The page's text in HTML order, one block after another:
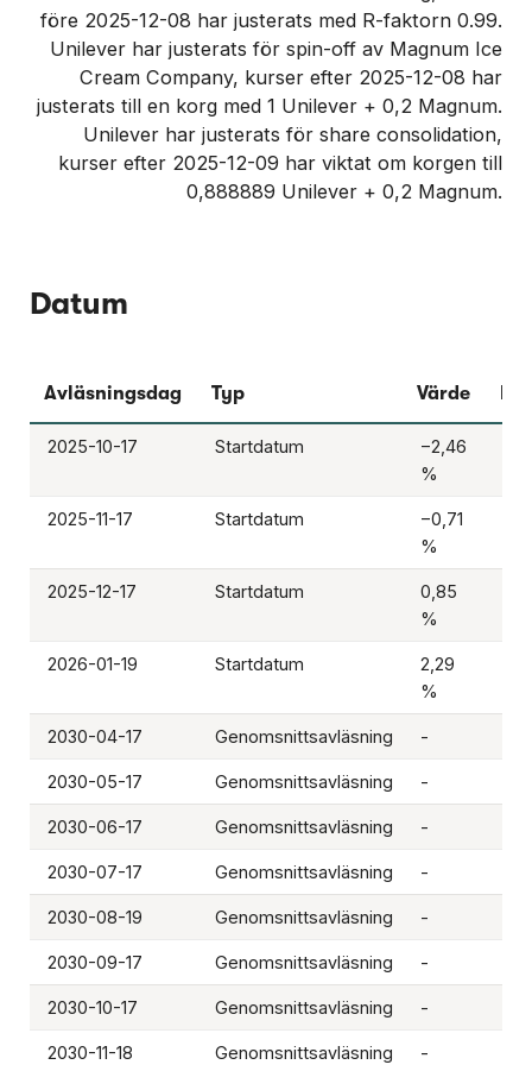
före 2025-12-08 har justerats med R-faktorn 0.99.
Unilever har justerats för spin-off av Magnum Ice
Cream Company, kurser efter 2025-12-08 har
justerats till en korg med 1 Unilever + 0,2 Magnum.
Unilever har justerats för share consolidation,
kurser efter 2025-12-09 har viktat om korgen till
0,888889 Unilever + 0,2 Magnum.
Datum
Avläsningsdag Typ Värde
2025-10-17 Startdatum
−2,46
%
2025-11-17 Startdatum
−0,71
%
2025-12-17 Startdatum
0,85
%
2026-01-19 Startdatum
2,29
%
2030-04-17 Genomsnittsavläsning -
2030-05-17 Genomsnittsavläsning -
2030-06-17 Genomsnittsavläsning -
2030-07-17 Genomsnittsavläsning -
2030-08-19 Genomsnittsavläsning -
2030-09-17 Genomsnittsavläsning -
2030-10-17 Genomsnittsavläsning -
2030-11-18 Genomsnittsavläsning -